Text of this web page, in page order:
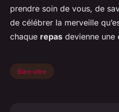
prendre soin de vous, de
de célébrer la merveille
chaque repas devienne une
Bien-etre